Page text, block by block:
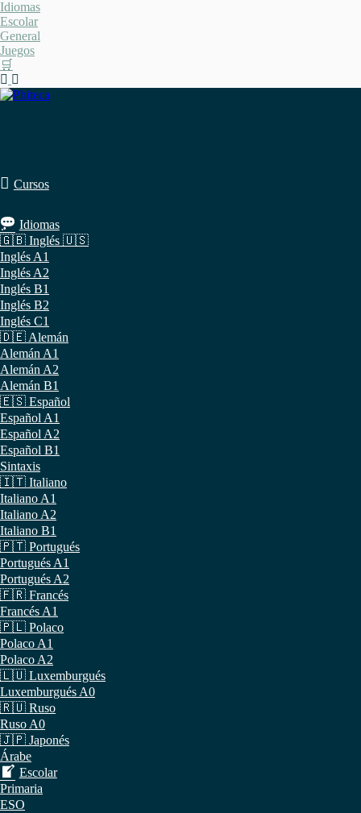
Saltar
al
contenido
Idiomas
Escolar
General
Juegos
🛒
Cursos
Idiomas
🇬🇧 Inglés 🇺🇸
Inglés A1
Inglés A2
Inglés B1
Inglés B2
Inglés C1
🇩🇪 Alemán
Alemán A1
Alemán A2
Alemán B1
🇪🇸 Español
Español A1
Español A2
Español B1
Sintaxis
🇮🇹 Italiano
Italiano A1
Italiano A2
Italiano B1
🇵🇹 Portugués
Portugués A1
Portugués A2
🇫🇷 Francés
Francés A1
🇵🇱 Polaco
Polaco A1
Polaco A2
🇱🇺 Luxemburgués
Luxemburgués A0
🇷🇺 Ruso
Ruso A0
🇯🇵 Japonés
Árabe
Escolar
Primaria
ESO